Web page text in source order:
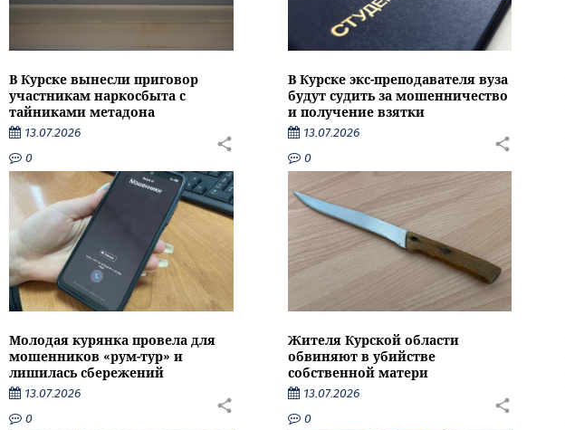
В Курске вынесли приговор
участникам наркосбыта с
тайниками метадона
13.07.2026
0
В Курске экс-преподавателя вуза
будут судить за мошенничество
и получение взятки
13.07.2026
0
Молодая курянка провела для
мошенников «рум-тур» и
лишилась сбережений
13.07.2026
0
Жителя Курской области
обвиняют в убийстве
собственной матери
13.07.2026
0